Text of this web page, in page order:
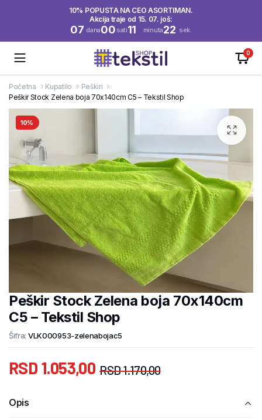
10% POPUSTA NA CEO ASORTIMAN.
Akcija traje od 15. 07. još:
07 dana00 sati11 minuta21 sek.
0
Početna Kupatilo
Peškiri
Peškir Stock Zelena boja 70x140cm C5 – Tekstil Shop
10%
Peškir Stock Zelena boja 70x140cm
C5 – Tekstil Shop
Šifra: VLK000953-zelenabojac5
RSD1.170,00
RSD 1.053,00
Opis